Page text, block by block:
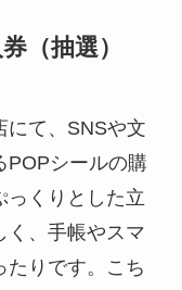
（抽選）
にて、SNSや文
POPシールの購
っくりとした立
く、手帳やスマ
たりです。こち